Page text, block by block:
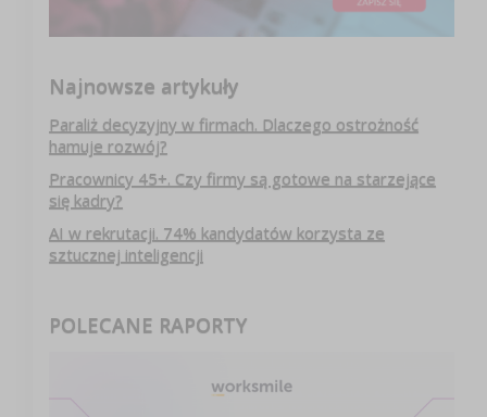
Najnowsze artykuły
Paraliż decyzyjny w firmach. Dlaczego ostrożność
hamuje rozwój?
Pracownicy 45+. Czy firmy są gotowe na starzejące
się kadry?
AI w rekrutacji. 74% kandydatów korzysta ze
sztucznej inteligencji
POLECANE RAPORTY